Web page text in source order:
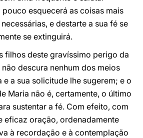
esquecerá as coisas mais
e destarte a sua fé se
se extinguirá.
filhos deste gravíssimo perigo da
descura nenhum dos meios
e a sua solicitude lhe sugerem; e o
Maria não é, certamente, o último
sustentar a fé. Com efeito, com
eficaz oração, ordenadamente
à recordação e à contemplação